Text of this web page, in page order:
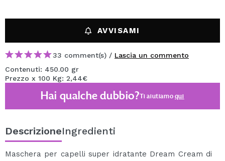
AVVISAMI
33 comment(s) / Lascia un commento
Contenuti: 450.00 gr
Prezzo x 100 Kg: 2,44€
Hai qualche dubbio?Ti aiutiamoqui
DescrizioneIngredienti
Maschera per capelli super idratante Dream Cream di